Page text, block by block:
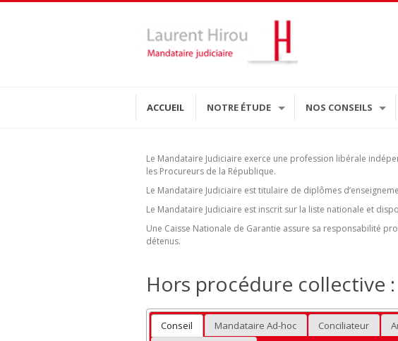
ACCUEIL NOTRE ÉTUDE NOS CONSEILS
Le Mandataire Judiciaire exerce une profession libérale
les Procureurs de la République.
Le Mandataire Judiciaire est titulaire de diplômes
Le Mandataire Judiciaire est inscrit sur la liste nationale et
Une Caisse Nationale de Garantie assure sa responsabilité
détenus.
Hors procédure collective :
Conseil Mandataire Ad-hoc Conciliateur